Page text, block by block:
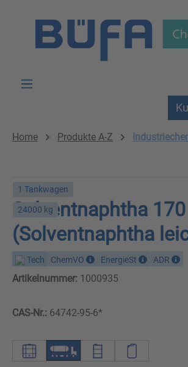
Home Produkte A-Z
1 Tankwagen
24000 kg
Solventnaphtha 170
(Solventnaphtha
Tech ChemVO EnergieSt ADR
Artikelnummer: 1000935
CAS-Nr.: 64742-95-6*